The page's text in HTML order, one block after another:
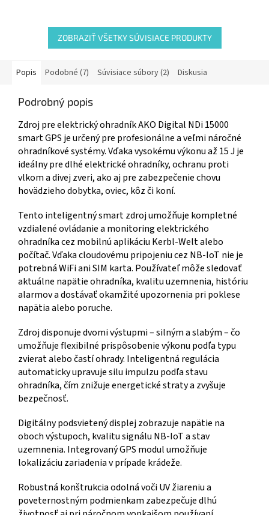
ZOBRAZIŤ VŠETKY SÚVISIACE PRODUKTY
Popis Podobné (7) Súvisiace súbory (2) Diskusia
Podrobný popis
Zdroj pre elektrický ohradník AKO Digital NDi 15000
smart GPS je určený pre profesionálne a veľmi náročné
ohradníkové systémy. Vďaka vysokému výkonu až 15 J je
ideálny pre dlhé elektrické ohradníky, ochranu proti
vlkom a divej zveri, ako aj pre zabezpečenie chovu
hovädzieho dobytka, oviec, kôz či koní.
Tento inteligentný smart zdroj umožňuje kompletné
vzdialené ovládanie a monitoring elektrického
ohradníka cez mobilnú aplikáciu Kerbl-Welt alebo
počítač. Vďaka cloudovému pripojeniu cez NB-IoT nie je
potrebná WiFi ani SIM karta. Používateľ môže sledovať
aktuálne napätie ohradníka, kvalitu uzemnenia, históriu
alarmov a dostávať okamžité upozornenia pri poklese
napätia alebo poruche.
Zdroj disponuje dvomi výstupmi – silným a slabým – čo
umožňuje flexibilné prispôsobenie výkonu podľa typu
zvierat alebo častí ohrady. Inteligentná regulácia
automaticky upravuje silu impulzu podľa stavu
ohradníka, čím znižuje energetické straty a zvyšuje
bezpečnosť.
Digitálny podsvietený displej zobrazuje napätie na
oboch výstupoch, kvalitu signálu NB-IoT a stav
uzemnenia. Integrovaný GPS modul umožňuje
lokalizáciu zariadenia v prípade krádeže.
Robustná konštrukcia odolná voči UV žiareniu a
poveternostným podmienkam zabezpečuje dlhú